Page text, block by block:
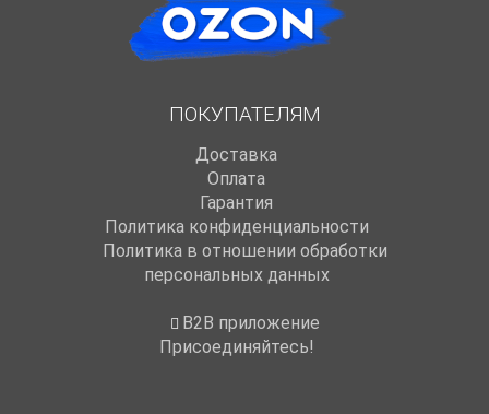
ПОКУПАТЕЛЯМ
Доставка
Оплата
Гарантия
Политика конфиденциальности
Политика в отношении обработки
персональных данных
B2B приложение
Присоединяйтесь!